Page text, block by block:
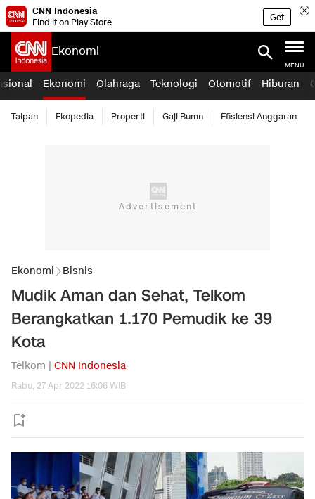
CNN Indonesia
Find it on Play Store
Get
Ekonomi
MENU
Ekonomi Olahraga Teknologi Otomotif Hiburan
Taipan Ekopedia Properti Gaji Bumn Efisiensi Anggaran
Ekonomi Bisnis
Mudik Aman dan Sehat, Telkom
Berangkatkan 1.170 Pemudik ke 39
Kota
Telkom | CNN Indonesia
Rabu, 27 Apr 2022 16:06 WIB